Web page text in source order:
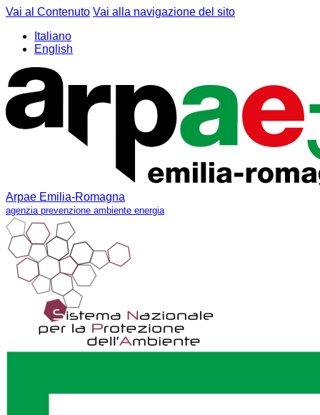
Vai al Contenuto Vai alla navigazione del sito
Italiano
English
Arpae Emilia-Romagna
agenzia prevenzione ambiente energia